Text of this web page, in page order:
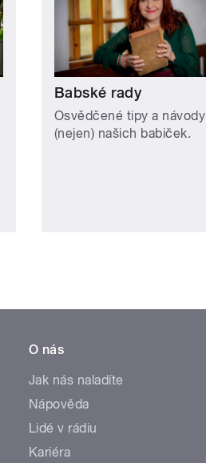
Babské rady
Osvědčené tipy a návody
(nejen) našich babiček.
O nás
Jak nás naladíte
Nápověda
Lidé v rádiu
Kariéra